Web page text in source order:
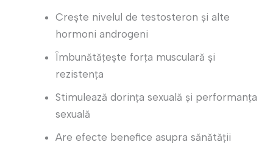
Crește nivelul de testosteron și alte
hormoni androgeni
Îmbunătățește forța musculară și
rezistența
Stimulează dorința sexuală și performanța
sexuală
Are efecte benefice asupra sănătății